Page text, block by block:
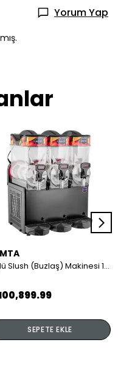
Yorum Yap
Üçlü Slush (Buzlaş) Makinesi 12+12+12 lt
SEPETE EKLE